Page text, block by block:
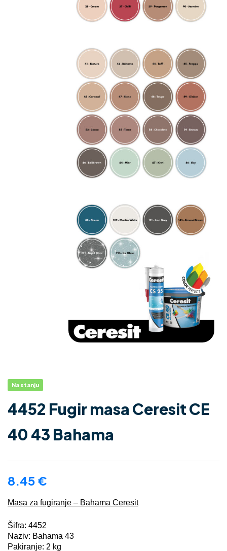
Na stanju
4452 Fugir masa Ceresit CE
40 43 Bahama
8.45 €
Masa za fugiranje – Bahama Ceresit
Šifra: 4452
Naziv: Bahama 43
Pakiranje: 2 kg